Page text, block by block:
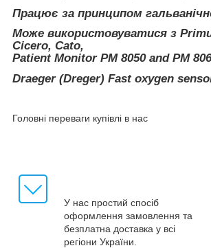
Працює за принципом
Може використовуватися з
Cicero, Cato,
Patient Monitor PM 8050 and PM
Draeger (Dreger) Fast oxygen
Головні переваги купівлі в нас
У нас простий спосіб
оформлення замовлення та
безплатна доставка у всі
регіони України.